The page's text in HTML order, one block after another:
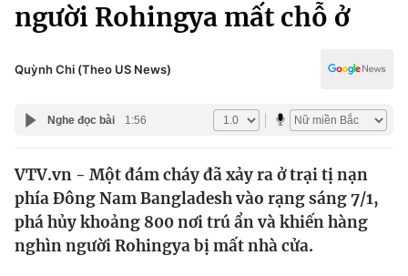
Xã hội
Pháp luật
Y tế
Thế giới
Tin tức
Thế giới đó đây
Kinh tế
Văn hóa - Giải trí
Công nghệ
người Rohingya mất chỗ ở
Quỳnh Chi (Theo US News)
Nghe đọc bài 1:56
VTV.vn - Một đám cháy đã xảy ra ở trại tị nạn
phía Đông Nam Bangladesh vào rạng sáng 7/1,
phá hủy khoảng 800 nơi trú ẩn và khiến hàng
nghìn người Rohingya bị mất nhà cửa.